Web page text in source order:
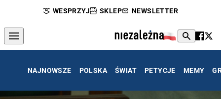
WESPRZYJ SKLEP NEWSLETTER
NAJNOWSZE POLSKA ŚWIAT PETYCJE MEMY